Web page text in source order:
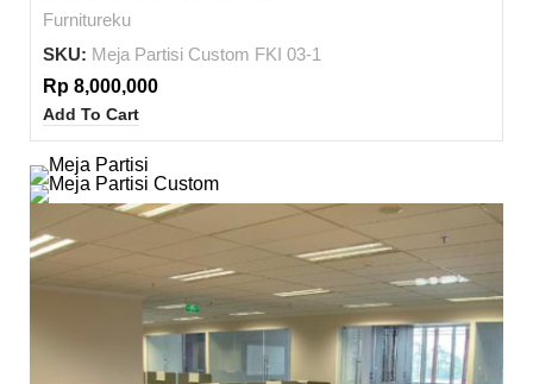
Furnitureku
SKU: Meja Partisi Custom FKI 03-1
Rp 8,000,000
Add To Cart